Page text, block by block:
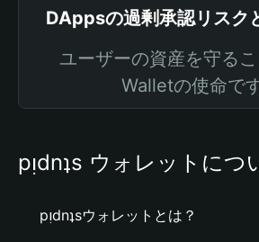
DAppsの過剰承認リスク
ユーザーの資産を守る
Walletの使命です
pᴉdnʇs ウォレットにつ
pᴉdnʇsウォレットとは？